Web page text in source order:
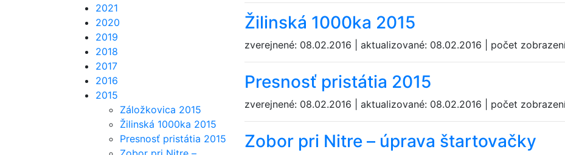
Žilinská 1000ka 2015
zverejnené: 08.02.2016 | aktualizované: 08.02.2016 | počet
Presnosť pristátia 2015
zverejnené: 08.02.2016 | aktualizované: 08.02.2016 | počet
Zobor pri Nitre – úprava štartovačky
2021
2020
2019
2018
2017
2016
2015
Záložkovica 2015
Žilinská 1000ka 2015
Presnosť pristátia 2015